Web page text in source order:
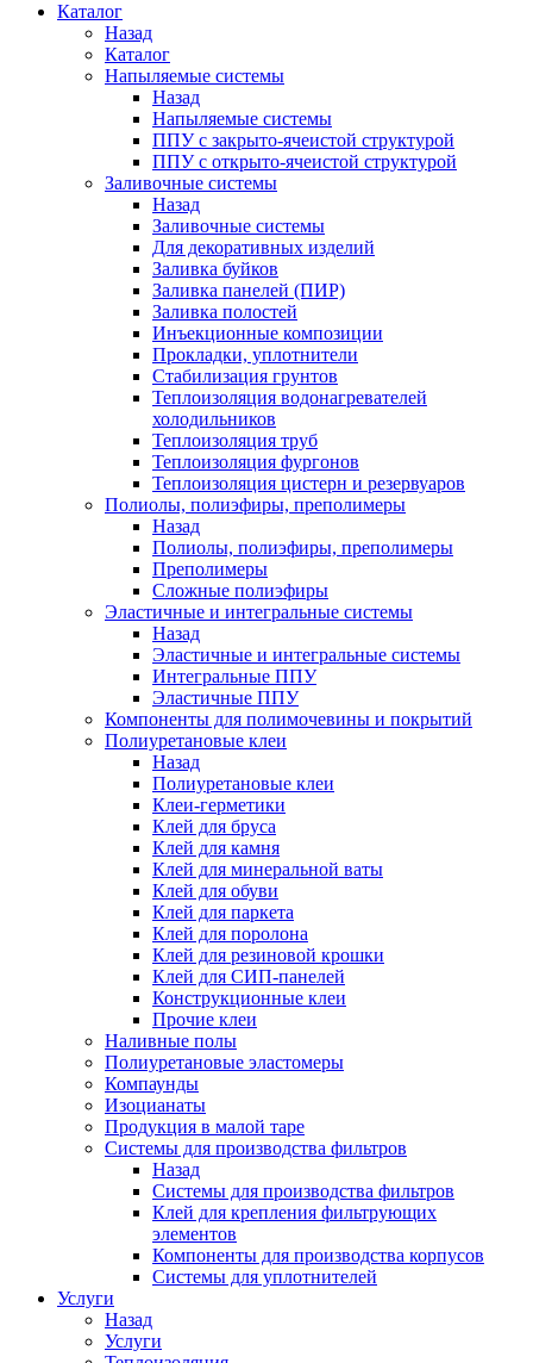
Каталог
Назад
Каталог
Напыляемые системы
Назад
Напыляемые системы
ППУ с закрыто-ячеистой структурой
ППУ с открыто-ячеистой структурой
Заливочные системы
Назад
Заливочные системы
Для декоративных изделий
Заливка буйков
Заливка панелей (ПИР)
Заливка полостей
Инъекционные композиции
Прокладки, уплотнители
Стабилизация грунтов
Теплоизоляция водонагревателей
холодильников
Теплоизоляция труб
Теплоизоляция фургонов
Теплоизоляция цистерн и резервуаров
Полиолы, полиэфиры, преполимеры
Назад
Полиолы, полиэфиры, преполимеры
Преполимеры
Сложные полиэфиры
Эластичные и интегральные системы
Назад
Эластичные и интегральные системы
Интегральные ППУ
Эластичные ППУ
Компоненты для полимочевины и покрытий
Полиуретановые клеи
Назад
Полиуретановые клеи
Клеи-герметики
Клей для бруса
Клей для камня
Клей для минеральной ваты
Клей для обуви
Клей для паркета
Клей для поролона
Клей для резиновой крошки
Клей для СИП-панелей
Конструкционные клеи
Прочие клеи
Наливные полы
Полиуретановые эластомеры
Компаунды
Изоцианаты
Продукция в малой таре
Системы для производства фильтров
Назад
Системы для производства фильтров
Клей для крепления фильтрующих
элементов
Компоненты для производства корпусов
Системы для уплотнителей
Услуги
Назад
Услуги